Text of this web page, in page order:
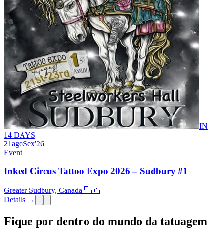
IN
14 DAYS
21agoSex'26
Event
Inked Circus Tattoo Expo 2026 – Sudbury #1
Greater Sudbury, Canada 🇨🇦
Details →
Fique por dentro do mundo da tatuagem